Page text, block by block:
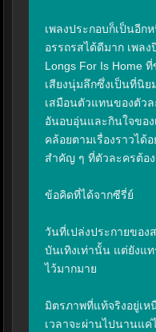
เพลงประกอบก็เป็นอีก
อรรถรสได้ดีมาก เพล
Longs For Is Home ที่
เสียงนุ่มลึกซึ่งเป็นที่นิย
เสมือนตัวแทนของตัว
อันอบอุ่นและกินใจขอ
คล้อยตามเรื่องราวได้
สำคัญ ๆ ที่ตัวละครต้อ
ข้อคิดที่ได้จากซีรี่ย์
วันที่เปล่งประกายของ
บันเทิงเท่านั้น แต่ยังแ
ไว้มากมาย
มิตรภาพที่แท้จริงอยู่เห
เวลาจะผ่านไปนานแค่